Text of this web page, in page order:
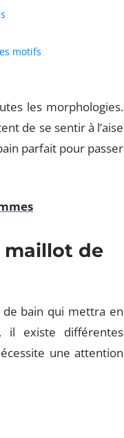
motifs
les morphologies.
de se sentir à l’aise
parfait pour passer
maillot de
bain qui mettra en
il existe différentes
une attention